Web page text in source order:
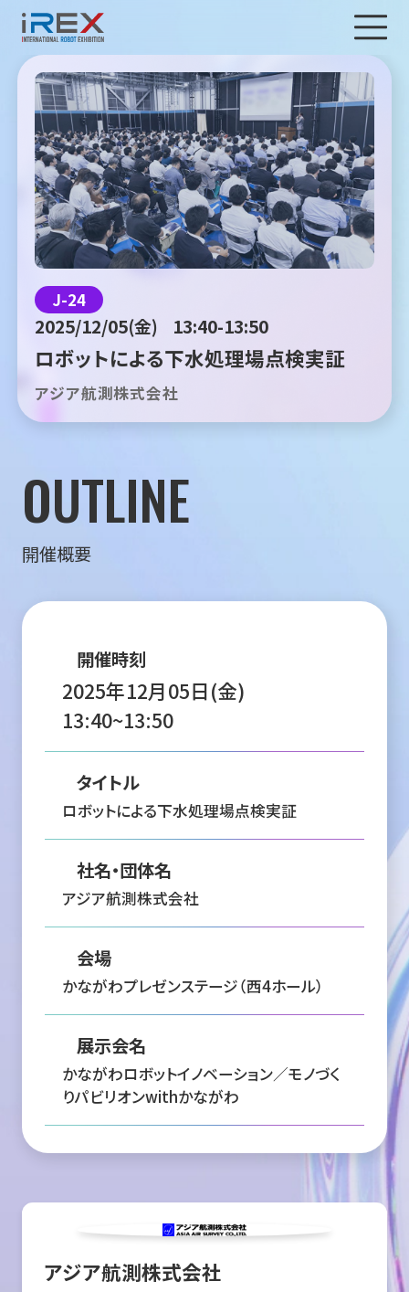
J-24
2025/12/05(金) 13:40-13:50
ロボットによる下水処理場点検実証
アジア航測株式会社
OUTLINE
開催概要
開催時刻
2025年12月05日(金)
13:40~13:50
タイトル
ロボットによる下水処理場点検実証
社名・団体名
アジア航測株式会社
会場
かながわプレゼンステージ（西4ホール）
展示会名
かながわロボットイノベーション／モノづく
りパビリオンwithかながわ
アジア航測株式会社